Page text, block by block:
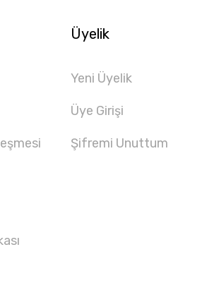
Üyelik
Yeni Üyelik
Üye Girişi
Şifremi Unuttum